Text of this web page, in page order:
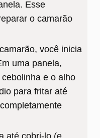
Esse
o camarão
você inicia
uma panela,
e o alho
para fritar até
até cobri-lo (e